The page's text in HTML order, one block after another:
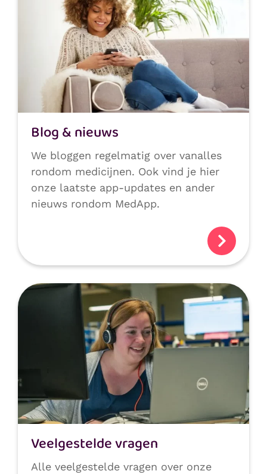
Blog & nieuws
We bloggen regelmatig over vanalles
rondom medicijnen. Ook vind je hier
onze laatste app-updates en ander
nieuws rondom MedApp.
Veelgestelde vragen
Alle veelgestelde vragen over onze